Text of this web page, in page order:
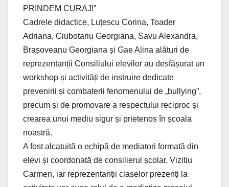
PRINDEM CURAJ!”
Cadrele didactice, Luțescu Corina, Toader
Adriana, Ciubotariu Georgiana, Savu Alexandra,
Brașoveanu Georgiana și Gae Alina alături de
reprezentanții Consiliului elevilor au desfășurat un
workshop și activități de instruire dedicate
prevenirii și combaterii fenomenului de „bullying”,
precum și de promovare a respectului reciproc și
crearea unui mediu sigur și prietenos în școala
noastră.
A fost alcatuită o echipă de mediatori formată din
elevi și coordonată de consilierul școlar, Vizitiu
Carmen, iar reprezentanții claselor prezenți la